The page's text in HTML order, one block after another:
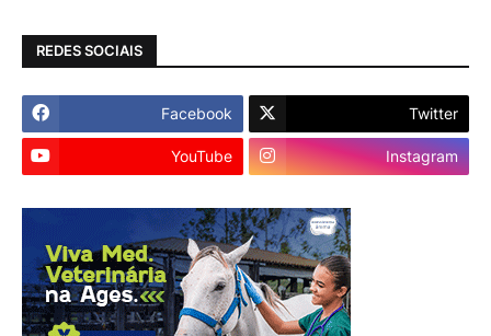
REDES SOCIAIS
Facebook Twitter
YouTube Instagram